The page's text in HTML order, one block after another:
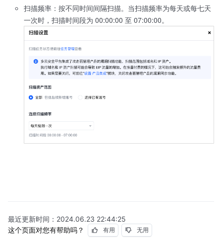
扫描频率：按不同时间间隔扫描。当扫描频率为每天或每七天
一次时，扫描时间段为 00:00:00 至 07:00:00。
最近更新时间： 2024.06.23 22:44:25
这个页面对您有帮助吗？
有用 无用